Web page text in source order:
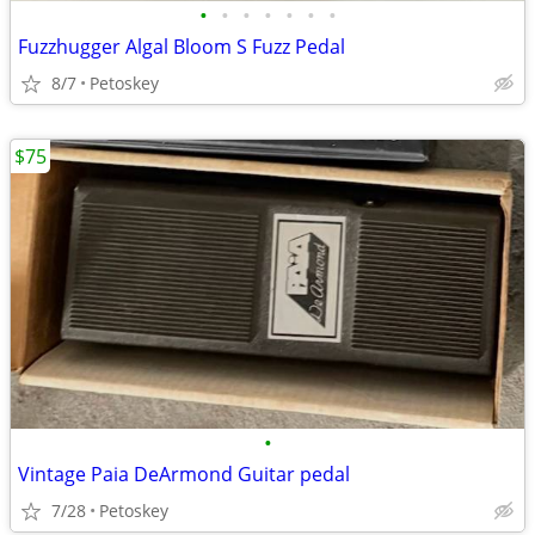
• • • • • • •
Fuzzhugger Algal Bloom S Fuzz Pedal
8/7 Petoskey
•
Vintage Paia DeArmond Guitar pedal
7/28 Petoskey
$75